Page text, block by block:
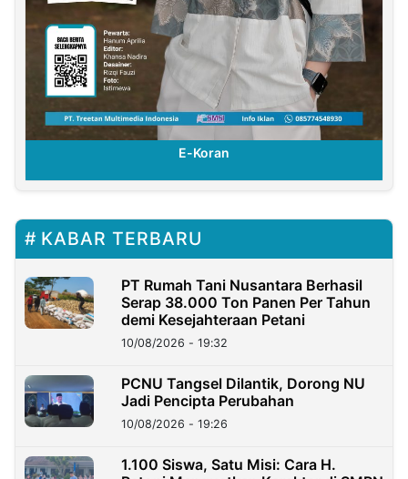
E-Koran
KABAR TERBARU
PT Rumah Tani Nusantara Berhasil
Serap 38.000 Ton Panen Per Tahun
demi Kesejahteraan Petani
10/08/2026 - 19:32
PCNU Tangsel Dilantik, Dorong NU
Jadi Pencipta Perubahan
10/08/2026 - 19:26
1.100 Siswa, Satu Misi: Cara H.